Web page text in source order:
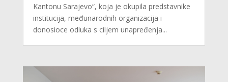
Kantonu Sarajevo“, koja je okupila predstavnike
institucija, međunarodnih organizacija i
donosioce odluka s ciljem unapređenja...